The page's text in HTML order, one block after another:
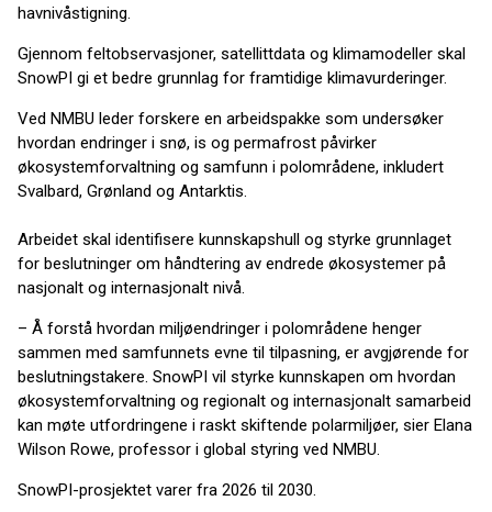
havnivåstigning.
Gjennom feltobservasjoner, satellittdata og klimamodeller skal
SnowPI gi et bedre grunnlag for framtidige klimavurderinger.
Ved NMBU leder forskere en arbeidspakke som undersøker
hvordan endringer i snø, is og permafrost påvirker
økosystemforvaltning og samfunn i polområdene, inkludert
Svalbard, Grønland og Antarktis.
Arbeidet skal identifisere kunnskapshull og styrke grunnlaget
for beslutninger om håndtering av endrede økosystemer på
nasjonalt og internasjonalt nivå.
– Å forstå hvordan miljøendringer i polområdene henger
sammen med samfunnets evne til tilpasning, er avgjørende for
beslutningstakere. SnowPI vil styrke kunnskapen om hvordan
økosystemforvaltning og regionalt og internasjonalt samarbeid
kan møte utfordringene i raskt skiftende polarmiljøer, sier Elana
Wilson Rowe, professor i global styring ved NMBU.
SnowPI-prosjektet varer fra 2026 til 2030.